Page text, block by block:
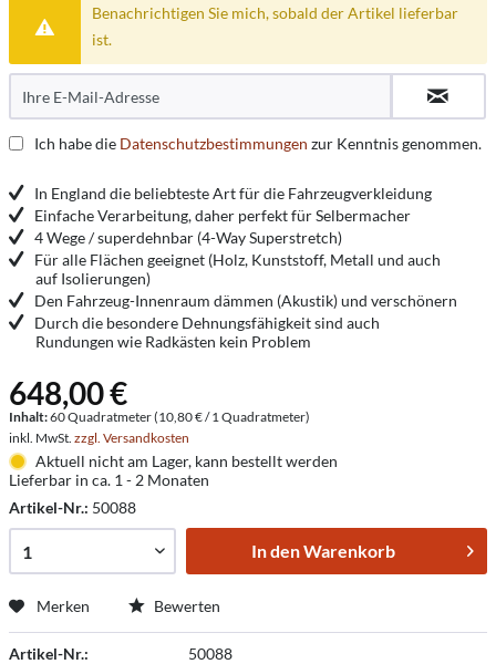
Benachrichtigen Sie mich, sobald der Artikel lieferbar
ist.
Ich habe die Datenschutzbestimmungen zur Kenntnis genommen.
In England die beliebteste Art für die Fahrzeugverkleidung
Einfache Verarbeitung, daher perfekt für Selbermacher
4 Wege / superdehnbar (4-Way Superstretch)
Für alle Flächen geeignet (Holz, Kunststoff, Metall und auch
auf Isolierungen)
Den Fahrzeug-Innenraum dämmen (Akustik) und verschönern
Durch die besondere Dehnungsfähigkeit sind auch
Rundungen wie Radkästen kein Problem
648,00 €
Inhalt:60 Quadratmeter (10,80 € / 1 Quadratmeter)
inkl. MwSt. zzgl. Versandkosten
Aktuell nicht am Lager, kann bestellt werden
Lieferbar in ca. 1 - 2 Monaten
Artikel-Nr.: 50088
In denWarenkorb
Merken Bewerten
Artikel-Nr.: 50088